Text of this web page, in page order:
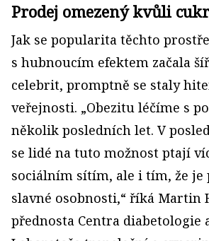
Prodej omezený kvůli
Jak se popularita těchto
s hubnoucím efektem začala
celebrit, promptně se staly
veřejnosti. „Obezitu léčíme s
několik posledních let. V
se lidé na tuto možnost ptají
sociálním sítím, ale i tím, že
slavné osobnosti,“ říká Martin
přednosta Centra diabetologie